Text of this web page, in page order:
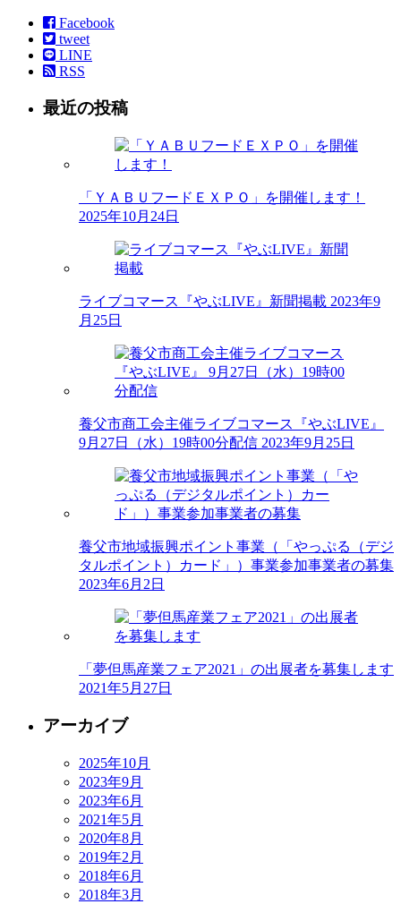
Facebook
tweet
LINE
RSS
最近の投稿
「ＹＡＢＵフードＥＸＰＯ」を開催します！
2025年10月24日
ライブコマース『やぶLIVE』新聞掲載 2023年9
月25日
養父市商工会主催ライブコマース『やぶLIVE』
9月27日（水）19時00分配信 2023年9月25日
養父市地域振興ポイント事業（「やっぷる（デジ
タルポイント）カード」）事業参加事業者の募集
2023年6月2日
「夢但馬産業フェア2021」の出展者を募集します
2021年5月27日
アーカイブ
2025年10月
2023年9月
2023年6月
2021年5月
2020年8月
2019年2月
2018年6月
2018年3月